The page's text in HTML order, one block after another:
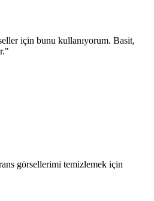
için bunu kullanıyorum. Basit,
"
görsellerimi temizlemek için